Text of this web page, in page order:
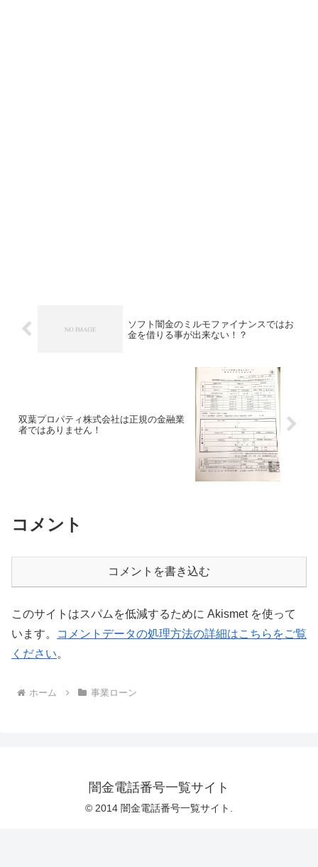
ソフト闇金のミルモファイナンスではお
金を借りる事が出来ない！？
双葉プロパティ株式会社は正規の金融業
者ではありません！
コメント
コメントを書き込む
このサイトはスパムを低減するために Akismet を使って
います。
コメントデータの処理方法の詳細はこちらをご覧
ください。
ホーム 事業ローン
闇金電話番号一覧サイト
© 2014 闇金電話番号一覧サイト.